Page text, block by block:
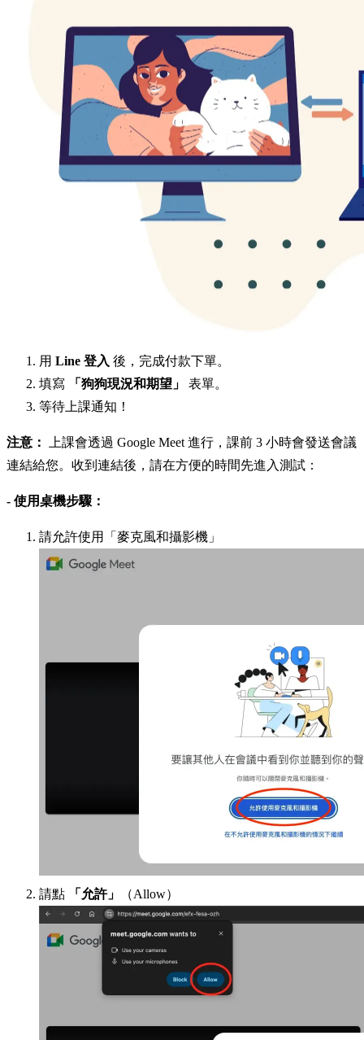
用 Line 登入 後，完成付款下單。
填寫
「狗狗現況和期望」
表單。
等待上課通知！
注意：
上課會透過 Google Meet 進行，課前 3 小時會發送會議
連結給您。收到連結後，請在方便的時間先進入測試：
- 使用桌機步驟：
請允許使用「麥克風和攝影機」
請點 「允許」 （Allow）